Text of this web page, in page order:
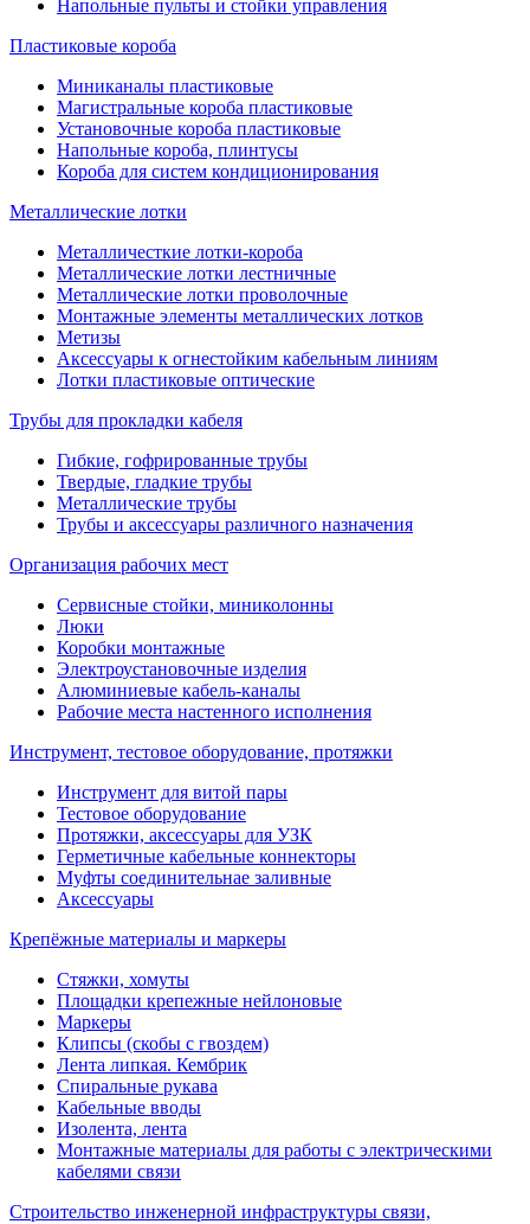
Напольные пульты и стойки управления
Пластиковые короба
Миниканалы пластиковые
Магистральные короба пластиковые
Установочные короба пластиковые
Напольные короба, плинтусы
Короба для систем кондиционирования
Металлические лотки
Металличесткие лотки-короба
Металлические лотки лестничные
Металлические лотки проволочные
Монтажные элементы металлических лотков
Метизы
Аксессуары к огнестойким кабельным линиям
Лотки пластиковые оптические
Трубы для прокладки кабеля
Гибкие, гофрированные трубы
Твердые, гладкие трубы
Металлические трубы
Трубы и аксессуары различного назначения
Организация рабочих мест
Сервисные стойки, миниколонны
Люки
Коробки монтажные
Электроустановочные изделия
Алюминиевые кабель-каналы
Рабочие места настенного исполнения
Инструмент, тестовое оборудование, протяжки
Инструмент для витой пары
Тестовое оборудование
Протяжки, аксессуары для УЗК
Герметичные кабельные коннекторы
Муфты соединительнае заливные
Аксессуары
Крепёжные материалы и маркеры
Стяжки, хомуты
Площадки крепежные нейлоновые
Маркеры
Клипсы (скобы с гвоздем)
Лента липкая. Кембрик
Спиральные рукава
Кабельные вводы
Изолента, лента
Монтажные материалы для работы с электрическими
кабелями связи
Строительство инженерной инфраструктуры связи,